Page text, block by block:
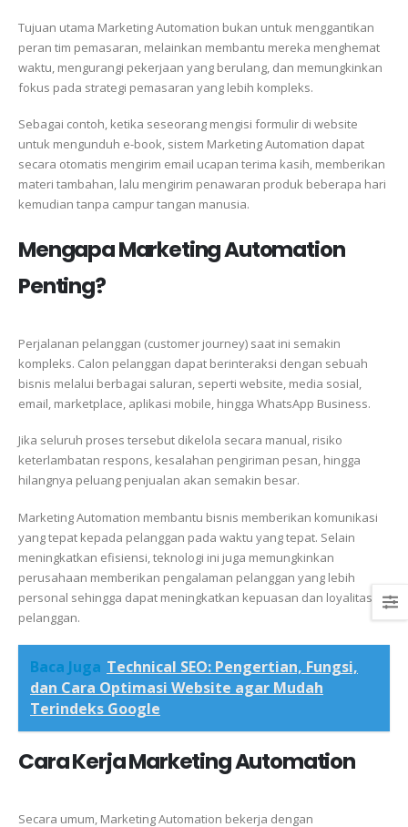
Tujuan utama Marketing Automation bukan untuk menggantikan
peran tim pemasaran, melainkan membantu mereka menghemat
waktu, mengurangi pekerjaan yang berulang, dan memungkinkan
fokus pada strategi pemasaran yang lebih kompleks.
Sebagai contoh, ketika seseorang mengisi formulir di website
untuk mengunduh e-book, sistem Marketing Automation dapat
secara otomatis mengirim email ucapan terima kasih, memberikan
materi tambahan, lalu mengirim penawaran produk beberapa hari
kemudian tanpa campur tangan manusia.
Mengapa Marketing Automation
Penting?
Perjalanan pelanggan (customer journey) saat ini semakin
kompleks. Calon pelanggan dapat berinteraksi dengan sebuah
bisnis melalui berbagai saluran, seperti website, media sosial,
email, marketplace, aplikasi mobile, hingga WhatsApp Business.
Jika seluruh proses tersebut dikelola secara manual, risiko
keterlambatan respons, kesalahan pengiriman pesan, hingga
hilangnya peluang penjualan akan semakin besar.
Marketing Automation membantu bisnis memberikan komunikasi
yang tepat kepada pelanggan pada waktu yang tepat. Selain
meningkatkan efisiensi, teknologi ini juga memungkinkan
perusahaan memberikan pengalaman pelanggan yang lebih
personal sehingga dapat meningkatkan kepuasan dan loyalitas
pelanggan.
Baca Juga Technical SEO: Pengertian, Fungsi,
dan Cara Optimasi Website agar Mudah
Terindeks Google
Cara Kerja Marketing Automation
Secara umum, Marketing Automation bekerja dengan